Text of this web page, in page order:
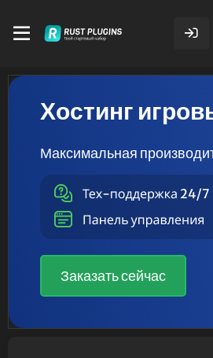
Хостинг
Максимальная
Заказать сейчас